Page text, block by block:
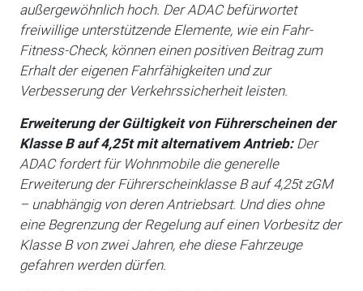
außergewöhnlich hoch. Der ADAC befürwortet
freiwillige unterstützende Elemente, wie ein Fahr-
Fitness-Check, können einen positiven Beitrag zum
Erhalt der eigenen Fahrfähigkeiten und zur
Verbesserung der Verkehrssicherheit leisten.
Erweiterung der Gültigkeit von Führerscheinen der
Klasse B auf 4,25t mit alternativem Antrieb:Der
ADAC fordert für Wohnmobile die generelle
Erweiterung der Führerscheinklasse B auf 4,25t zGM
– unabhängig von deren Antriebsart. Und dies ohne
eine Begrenzung der Regelung auf einen Vorbesitz der
Klasse B von zwei Jahren, ehe diese Fahrzeuge
gefahren werden dürfen.